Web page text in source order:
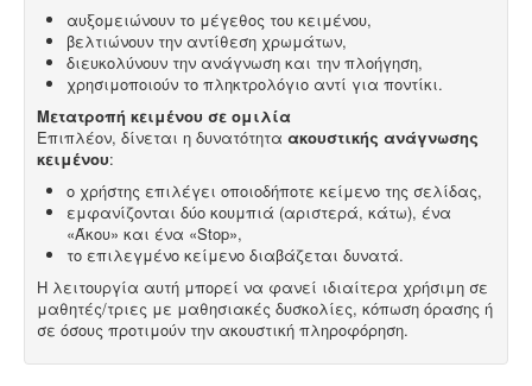
αυξομειώνουν το μέγεθος του κειμένου,
βελτιώνουν την αντίθεση χρωμάτων,
διευκολύνουν την ανάγνωση και την πλοήγηση,
χρησιμοποιούν το πληκτρολόγιο αντί για ποντίκι.
Μετατροπή κειμένου σε ομιλία
Επιπλέον, δίνεται η δυνατότητα ακουστικής ανάγνωσης
κειμένου:
ο χρήστης επιλέγει οποιοδήποτε κείμενο της σελίδας,
εμφανίζονται δύο κουμπιά (αριστερά, κάτω), ένα
«Άκου» και ένα «Stop»,
το επιλεγμένο κείμενο διαβάζεται δυνατά.
Η λειτουργία αυτή μπορεί να φανεί ιδιαίτερα χρήσιμη σε
μαθητές/τριες με μαθησιακές δυσκολίες, κόπωση όρασης ή
σε όσους προτιμούν την ακουστική πληροφόρηση.